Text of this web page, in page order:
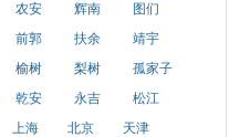
农安 辉南
图们
前郭 扶余
靖宇
榆树 梨树
孤家子
乾安 永吉
松江
上海 北京 天津